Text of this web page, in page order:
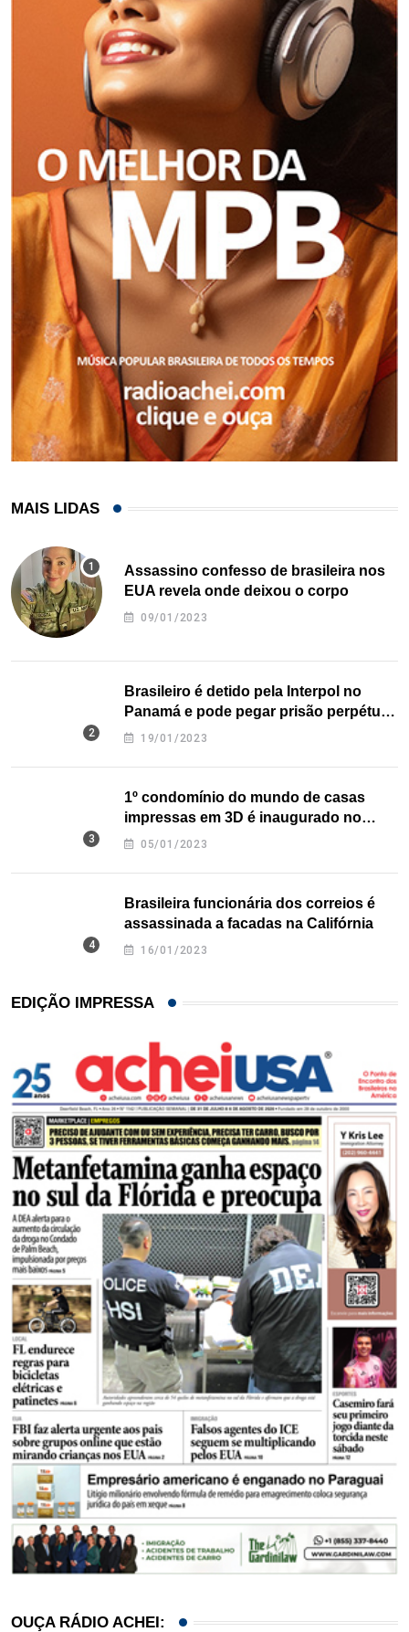
MAIS LIDAS
Assassino confesso de brasileira nos
EUA revela onde deixou o corpo
09/01/2023
Brasileiro é detido pela Interpol no
Panamá e pode pegar prisão perpétua
nos EUA
19/01/2023
1º condomínio do mundo de casas
impressas em 3D é inaugurado no
Texas
05/01/2023
Brasileira funcionária dos correios é
assassinada a facadas na Califórnia
16/01/2023
EDIÇÃO IMPRESSA
OUÇA RÁDIO ACHEI: